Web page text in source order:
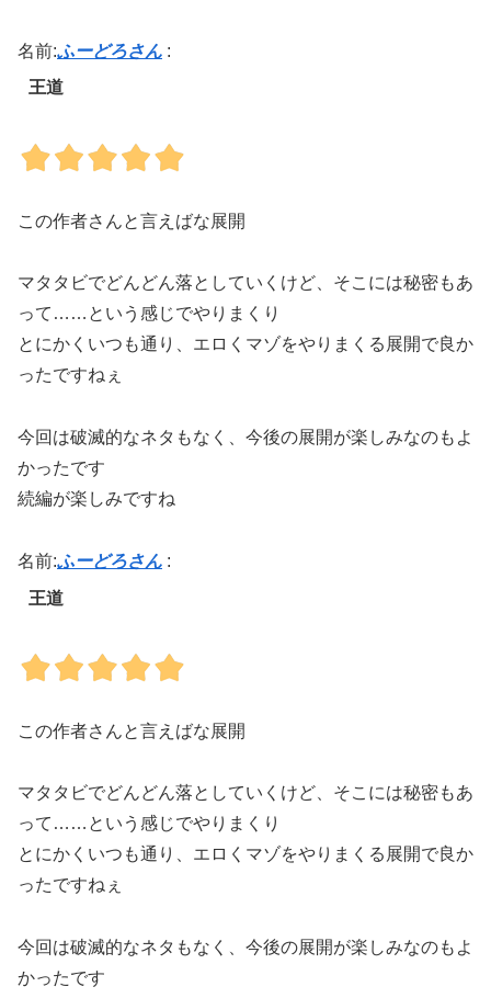
名前:ふーどろさん :
王道
この作者さんと言えばな展開
マタタビでどんどん落としていくけど、そこには秘密もあ
って……という感じでやりまくり
とにかくいつも通り、エロくマゾをやりまくる展開で良か
ったですねぇ
今回は破滅的なネタもなく、今後の展開が楽しみなのもよ
かったです
続編が楽しみですね
名前:ふーどろさん :
王道
この作者さんと言えばな展開
マタタビでどんどん落としていくけど、そこには秘密もあ
って……という感じでやりまくり
とにかくいつも通り、エロくマゾをやりまくる展開で良か
ったですねぇ
今回は破滅的なネタもなく、今後の展開が楽しみなのもよ
かったです